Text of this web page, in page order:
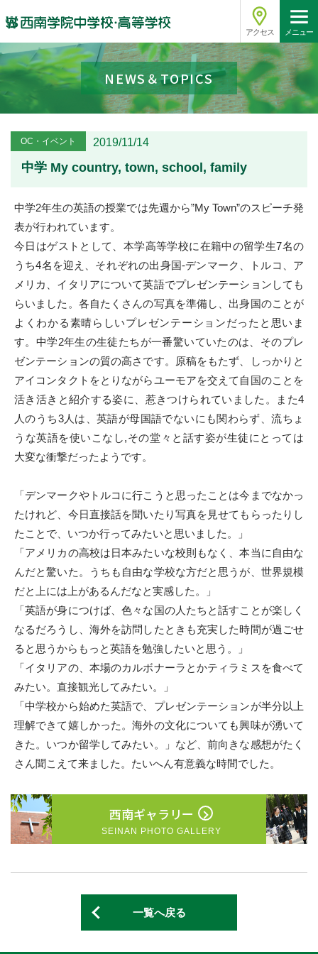
アクセス メニュー
NEWS＆TOPICS
OC・イベント 2019/11/14
中学 My country, town, school, family
中学2年生の英語の授業では先週から”My Town”のスピーチ発
表が行われています。
今日はゲストとして、本学高等学校に在籍中の留学生7名の
うち4名を迎え、それぞれの出身国-デンマーク、トルコ、ア
メリカ、イタリアについて英語でプレゼンテーションしても
らいました。各自たくさんの写真を準備し、出身国のことが
よくわかる素晴らしいプレゼンテーションだったと思いま
す。中学2年生の生徒たちが一番驚いていたのは、そのプレ
ゼンテーションの質の高さです。原稿をもたず、しっかりと
アイコンタクトをとりながらユーモアを交えて自国のことを
活き活きと紹介する姿に、惹きつけられていました。また4
人のうち3人は、英語が母国語でないにも関わらず、流ちょ
うな英語を使いこなし,その堂々と話す姿が生徒にとっては
大変な衝撃だったようです。
「デンマークやトルコに行こうと思ったことは今までなかっ
たけれど、今日直接話を聞いたり写真を見せてもらったりし
たことで、いつか行ってみたいと思いました。」
「アメリカの高校は日本みたいな校則もなく、本当に自由な
んだと驚いた。うちも自由な学校な方だと思うが、世界規模
だと上には上があるんだなと実感した。」
「英語が身につけば、色々な国の人たちと話すことが楽しく
なるだろうし、海外を訪問したときも充実した時間が過ごせ
ると思うからもっと英語を勉強したいと思う。」
「イタリアの、本場のカルボナーラとかティラミスを食べて
みたい。直接観光してみたい。」
「中学校から始めた英語で、プレゼンテーションが半分以上
理解できて嬉しかった。海外の文化についても興味が湧いて
きた。いつか留学してみたい。」など、前向きな感想がたく
さん聞こえて来ました。たいへん有意義な時間でした。
西南ギャラリー
SEINAN PHOTO GALLERY
一覧へ戻る